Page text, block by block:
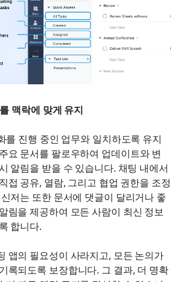
맥락에 맞게 유지
를 진행 중인 업무와 일치하도록 유지
요 문서를 팔로우하여 업데이트와 변
알림을 받을 수 있습니다. 채팅 내에서
접 공유, 열람, 그리고 협업 권한을 조정
저는 또한 문서에 댓글이 달리거나 좋
림을 제공하여 모든 사람이 최신 정보
합니다.
앱의 필요성이 사라지고, 모든 논의가
록되도록 보장합니다. 그 결과, 더 명확